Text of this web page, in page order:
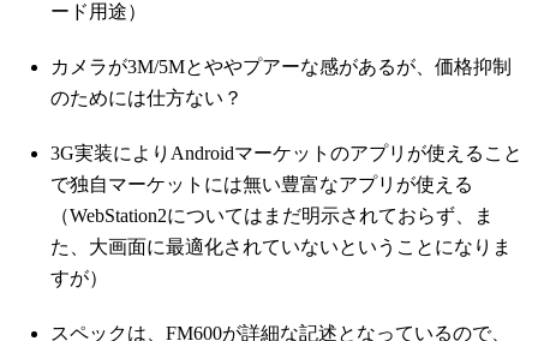
ード用途）
カメラが3M/5Mとややプアーな感があるが、価格抑制
のためには仕方ない？
3G実装によりAndroidマーケットのアプリが使えること
で独自マーケットには無い豊富なアプリが使える
（WebStation2についてはまだ明示されておらず、ま
た、大画面に最適化されていないということになりま
すが）
スペックは、FM600が詳細な記述となっているので、